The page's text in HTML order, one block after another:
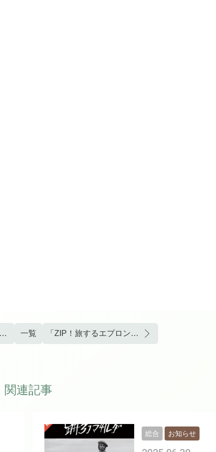
「ZIP！旅するエプロン」に出ました！ 一覧 「ZIP！旅するエプロン」に出ます！
関連記事
総合 お知らせ